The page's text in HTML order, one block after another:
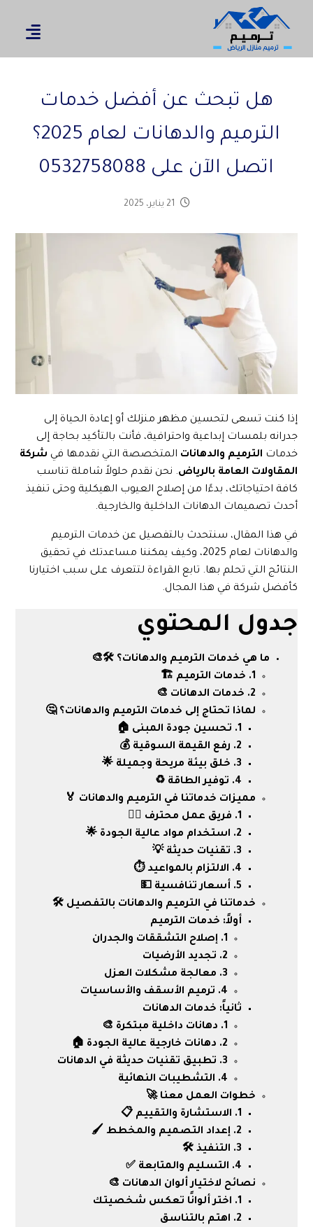
هل تبحث عن أفضل خدمات
الترميم والدهانات لعام 2025؟
اتصل الآن على 0532758088
21 يناير، 2025
إذا كنت تسعى لتحسين مظهر منزلك أو إعادة الحياة إلى
جدرانه بلمسات إبداعية واحترافية، فأنت بالتأكيد بحاجة إلى
خدمات الترميم والدهانات المتخصصة التي نقدمها في شركة
المقاولات العامة بالرياض. نحن نقدم حلولاً شاملة تناسب
كافة احتياجاتك، بدءًا من إصلاح العيوب الهيكلية وحتى تنفيذ
أحدث تصميمات الدهانات الداخلية والخارجية.
في هذا المقال، سنتحدث بالتفصيل عن خدمات الترميم
والدهانات لعام 2025، وكيف يمكننا مساعدتك في تحقيق
النتائج التي تحلم بها. تابع القراءة لتتعرف على سبب اختيارنا
كأفضل شركة في هذا المجال.
جدول المحتوي
ما هي خدمات الترميم والدهانات؟ 🛠️🎨
1. خدمات الترميم 🏗️
2. خدمات الدهانات 🎨
لماذا تحتاج إلى خدمات الترميم والدهانات؟ 🤔
1. تحسين جودة المبنى 🏠
2. رفع القيمة السوقية 💰
3. خلق بيئة مريحة وجميلة 🌟
4. توفير الطاقة ♻️
مميزات خدماتنا في الترميم والدهانات 🏅
1. فريق عمل محترف 👷‍♂️
2. استخدام مواد عالية الجودة 🌟
3. تقنيات حديثة 💡
4. الالتزام بالمواعيد ⏱️
5. أسعار تنافسية 💵
خدماتنا في الترميم والدهانات بالتفصيل 🛠️
أولاً: خدمات الترميم
1. إصلاح التشققات والجدران
2. تجديد الأرضيات
3. معالجة مشكلات العزل
4. ترميم الأسقف والأساسيات
ثانياً: خدمات الدهانات
1. دهانات داخلية مبتكرة 🎨
2. دهانات خارجية عالية الجودة 🏠
3. تطبيق تقنيات حديثة في الدهانات
4. التشطيبات النهائية
خطوات العمل معنا 🚀
1. الاستشارة والتقييم 📋
2. إعداد التصميم والمخطط 🖌️
3. التنفيذ 🛠️
4. التسليم والمتابعة ✅
نصائح لاختيار ألوان الدهانات 🎨
1. اختر ألوانًا تعكس شخصيتك
2. اهتم بالتناسق